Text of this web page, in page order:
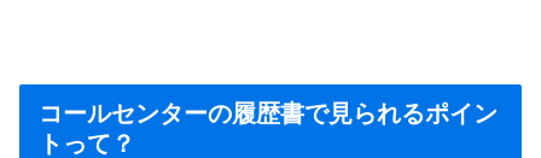
コールセンターの履歴書で見られるポイン
トって？